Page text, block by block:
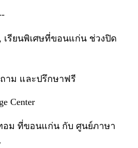
รียนพิเศษที่ขอนแก่น ช่วงปิด
ถาม และปรึกษาฟรี
Center
อม ที่ขอนแก่น กับ ศูนย์ภาษา